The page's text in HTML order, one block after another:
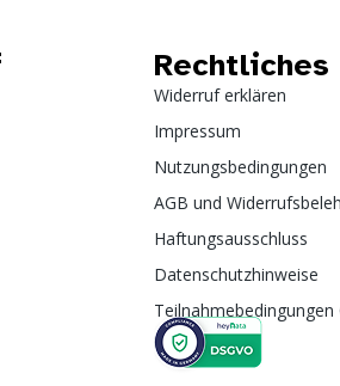
Rechtliches
Widerruf erklären
Impressum
Nutzungsbedingungen
AGB und
Haftungsausschluss
Datenschutzhinweise
Teilnahmebedingungen